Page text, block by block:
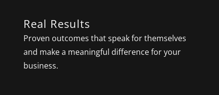
Real Results
Proven outcomes that speak for themselves
and make a meaningful difference for your
business.